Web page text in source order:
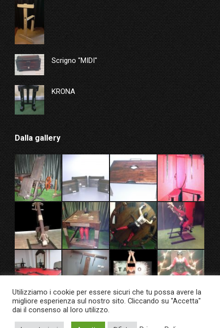
Scrigno "MIDI"
KRONA
Dalla gallery
Utilizziamo i cookie per essere sicuri che tu possa avere la
migliore esperienza sul nostro sito. Cliccando su "Accetta"
dai il consenso al loro utilizzo.